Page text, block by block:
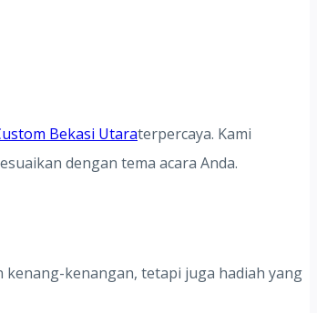
Bekasi Utaraterpercaya. Kami
dengan tema acara Anda.
kenang-kenangan, tetapi juga hadiah yang